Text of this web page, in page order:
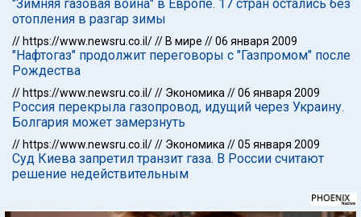
"Зимняя газовая война" в Европе. 17 стран остались без
отопления в разгар зимы
// https://www.newsru.co.il/// В мире //06 января 2009
"Нафтогаз" продолжит переговоры с "Газпромом" после
Рождества
// https://www.newsru.co.il/// Экономика //06 января 2009
Россия перекрыла газопровод, идущий через Украину.
Болгария может замерзнуть
// https://www.newsru.co.il/// Экономика //05 января 2009
Суд Киева запретил транзит газа. В России считают
решение недействительным